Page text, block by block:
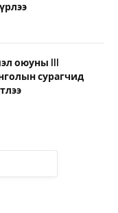
оюуны III
сурагчид